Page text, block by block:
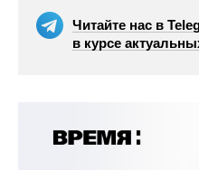
Читайте нас в
в курсе